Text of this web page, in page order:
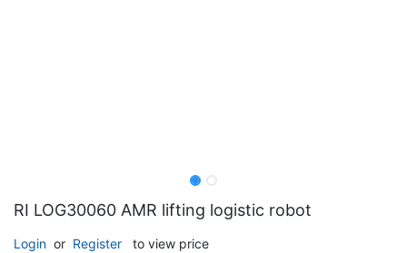
RI LOG30060 AMR lifting logistic robot
Login or Register to view price